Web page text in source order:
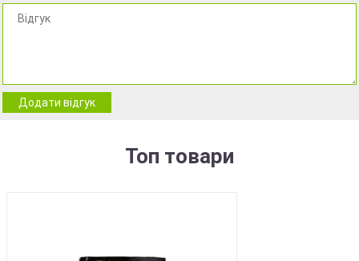
Додати відгук
Топ товари